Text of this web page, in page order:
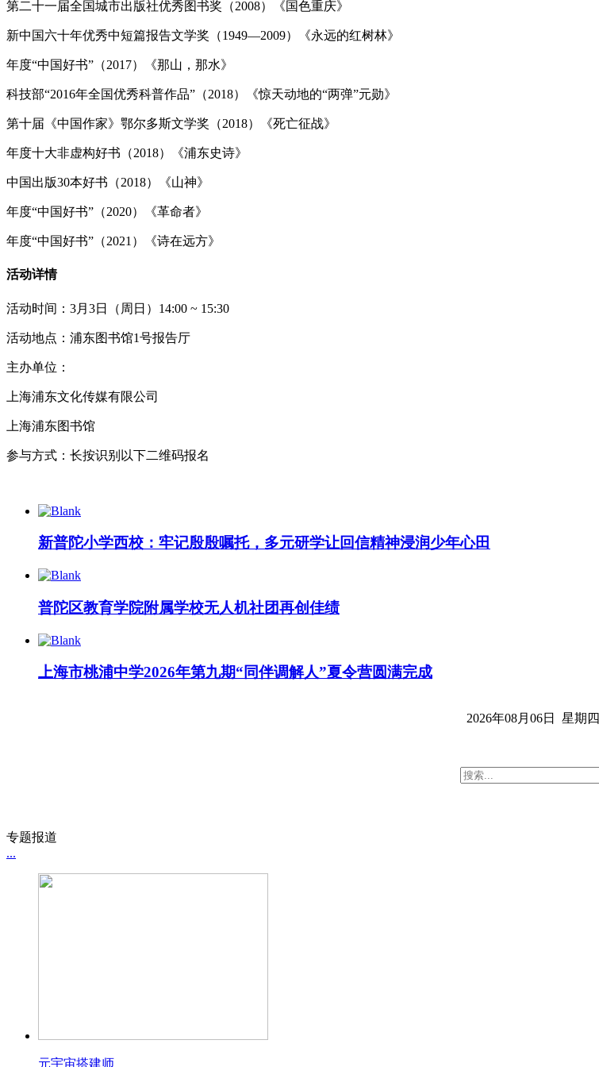
第二十一届全国城市出版社优秀图书奖（2008）《国色重庆》
新中国六十年优秀中短篇报告文学奖（1949—2009）《永远的红树林》
年度“中国好书”（2017）《那山，那水》
科技部“2016年全国优秀科普作品”（2018）《惊天动地的“两弹”元勋》
第十届《中国作家》鄂尔多斯文学奖（2018）《死亡征战》
年度十大非虚构好书（2018）《浦东史诗》
中国出版30本好书（2018）《山神》
年度“中国好书”（2020）《革命者》
年度“中国好书”（2021）《诗在远方》
活动详情
活动时间：3月3日（周日）14:00 ~ 15:30
活动地点：浦东图书馆1号报告厅
主办单位：
上海浦东文化传媒有限公司
上海浦东图书馆
参与方式：长按识别以下二维码报名
新普陀小学西校：牢记殷殷嘱托，多元研学让回信精神浸润少年心田
普陀区教育学院附属学校无人机社团再创佳绩
上海市桃浦中学2026年第九期“同伴调解人”夏令营圆满完成
2026年08月06日 星期四
专题报道
...
元宇宙搭建师